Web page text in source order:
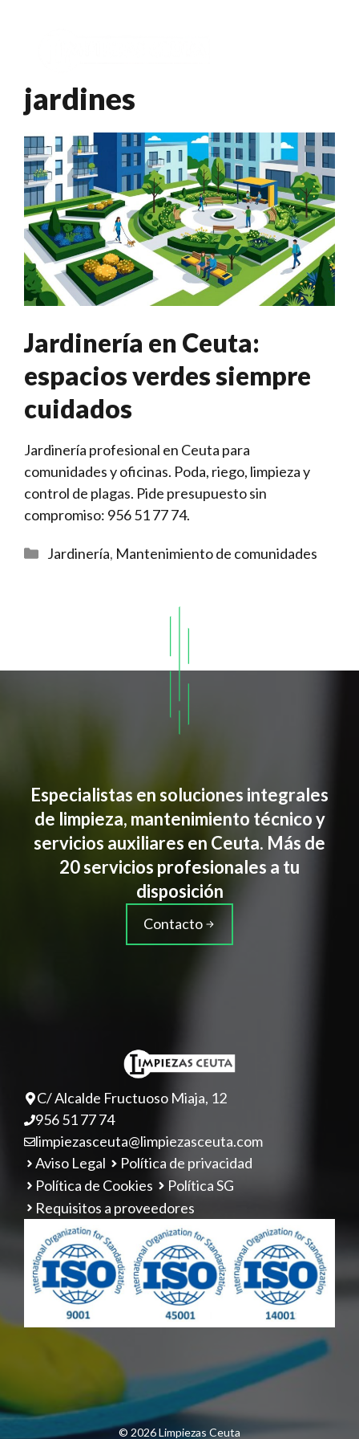
jardines
Jardinería en Ceuta:
espacios verdes siempre
cuidados
Jardinería profesional en Ceuta para
comunidades y oficinas. Poda, riego, limpieza y
control de plagas. Pide presupuesto sin
compromiso: 956 51 77 74.
Categorías
Jardinería, Mantenimiento de comunidades
Especialistas en soluciones integrales
de limpieza, mantenimiento técnico y
servicios auxiliares en Ceuta. Más de
20 servicios profesionales a tu
disposición
Contacto
C/ Alcalde Fructuoso Miaja, 12
956 51 77 74
limpiezasceuta@limpiezasceuta.com
Aviso Legal
Política de privacidad
Política de Cookies
Política SG
Requisitos a proveedores
© 2026 Limpiezas Ceuta